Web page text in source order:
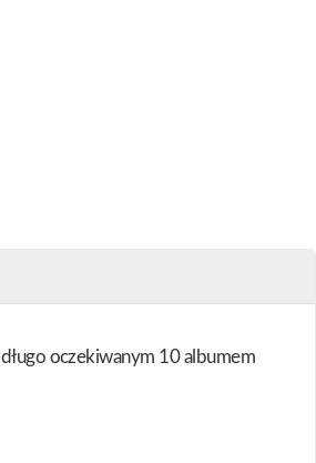
oczekiwanym 10 albumem